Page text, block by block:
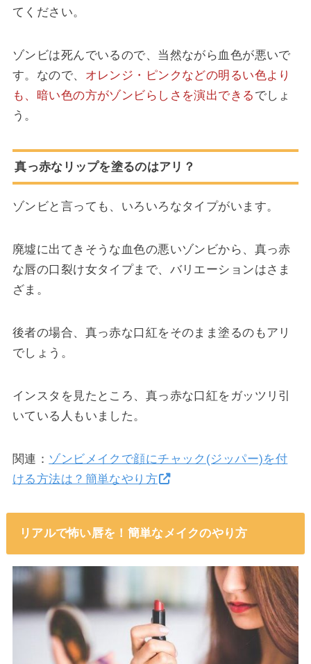
てください。
ゾンビは死んでいるので、当然ながら血色が悪いで
す。なので、 オレンジ・ピンクなどの明るい色より
も、暗い色の方がゾンビらしさを演出できる でしょ
う。
真っ赤なリップを塗るのはアリ？
ゾンビと言っても、いろいろなタイプがいます。
廃墟に出てきそうな血色の悪いゾンビから、真っ赤
な唇の口裂け女タイプまで、バリエーションはさま
ざま。
後者の場合、真っ赤な口紅をそのまま塗るのもアリ
でしょう。
インスタを見たところ、真っ赤な口紅をガッツリ引
いている人もいました。
関連： ゾンビメイクで顔にチャック(ジッパー)を付
ける方法は？簡単なやり方
リアルで怖い唇を！簡単なメイクのやり方